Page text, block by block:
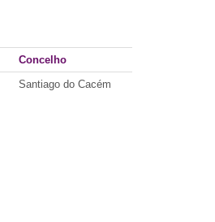
Concelho
Santiago do Cacém